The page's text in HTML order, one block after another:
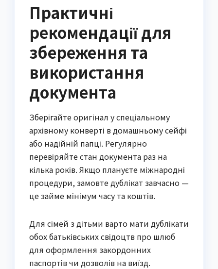
Практичні
рекомендації для
збереження та
використання
документа
Зберігайте оригінал у спеціальному
архівному конверті в домашньому сейфі
або надійній папці. Регулярно
перевіряйте стан документа раз на
кілька років. Якщо плануєте міжнародні
процедури, замовте дублікат завчасно —
це займе мінімум часу та коштів.
Для сімей з дітьми варто мати дублікати
обох батьківських свідоцтв про шлюб
для оформлення закордонних
паспортів чи дозволів на виїзд.